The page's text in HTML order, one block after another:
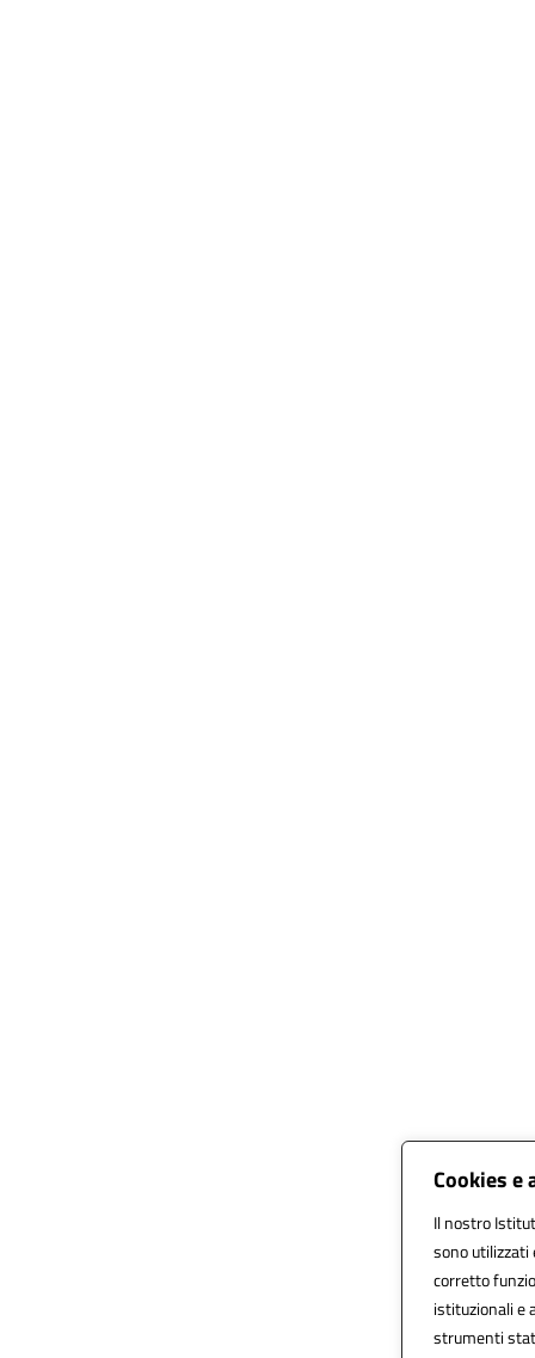
Cookies
Il nostro
sono utilizzati
corretto
istituzionali e
strumenti